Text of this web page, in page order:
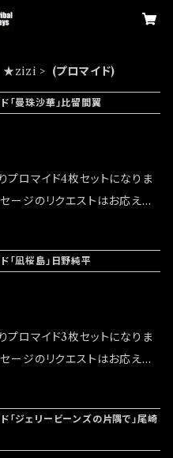
★zizi (プロマイド)
「曼珠沙華」比留間翼
ロマイド4枚セットになりま
ージのリクエストはお応えで
ンラインショップでのご注文
◆発送は 2022/07/24イベン
なります
「凪桜島」日野純平
ロマイド3枚セットになりま
ージのリクエストはお応えで
ざいます ◆確実にお手にした
のオンラインショップでのご注
「ジェリービーンズの片隅で」尾崎